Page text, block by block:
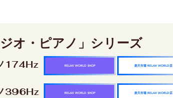
オ・ピアノ」シリーズ
174Hz 楽天市場 RELAX WORLD店
RELAX WORLD SHOP
396Hz 楽天市場 RELAX WORLD店
RELAX WORLD SHOP